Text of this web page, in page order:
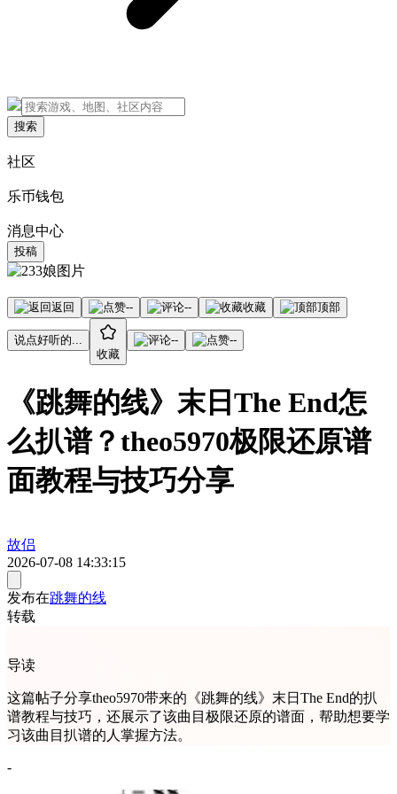
搜索
社区
乐币钱包
消息中心
投稿
返回 -- -- 收藏 顶部
说点好听的...
收藏
-- --
《跳舞的线》末日The End怎
么扒谱？theo5970极限还原谱
面教程与技巧分享
故侣
2026-07-08 14:33:15
发布在跳舞的线
转载
导读
这篇帖子分享theo5970带来的《跳舞的线》末日The End的扒
谱教程与技巧，还展示了该曲目极限还原的谱面，帮助想要学
习该曲目扒谱的人掌握方法。
-